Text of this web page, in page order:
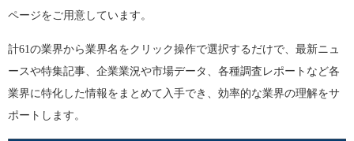
ページをご用意しています。
計61の業界から業界名をクリック操作で選択するだけで、最新ニュ
ースや特集記事、企業業況や市場データ、各種調査レポートなど各
業界に特化した情報をまとめて入手でき、効率的な業界の理解をサ
ポートします。